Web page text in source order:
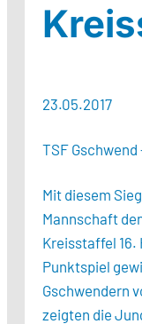
23.05.2017
TSF
Mit diesem
Mannschaft
Kreisstaffel
Punktspiel
Gschwendern
zeigten die